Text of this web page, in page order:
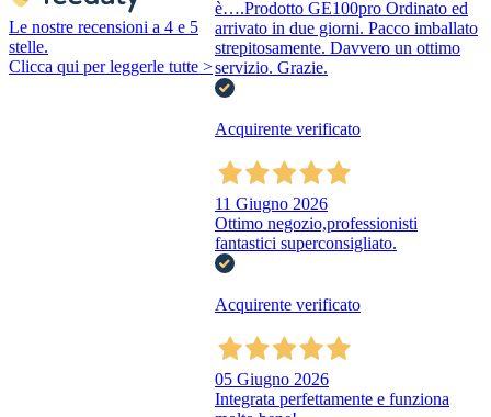
Le nostre recensioni a 4 e 5
stelle.
Clicca qui per leggerle tutte >
è….Prodotto GE100pro Ordinato ed
arrivato in due giorni. Pacco imballato
strepitosamente. Davvero un ottimo
servizio. Grazie.
Acquirente verificato
11 Giugno 2026
Ottimo negozio,professionisti
fantastici superconsigliato.
Acquirente verificato
05 Giugno 2026
Integrata perfettamente e funziona